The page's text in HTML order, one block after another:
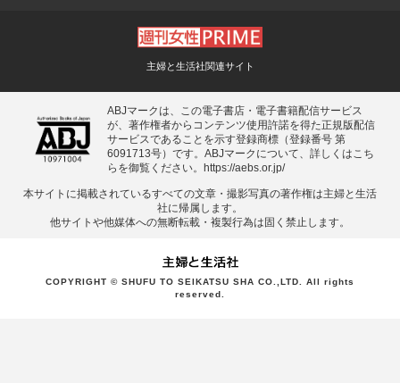
主婦と生活社関連サイト
ABJマークは、この電子書店・電子書籍配信サービス
が、著作権者からコンテンツ使用許諾を得た正規版配信
サービスであることを示す登録商標（登録番号 第
6091713号）です。ABJマークについて、詳しくはこち
らを御覧ください。
https://aebs.or.jp/
本サイトに掲載されているすべての⽂章・撮影写真の著作権は主婦と⽣活
社に帰属します。
他サイトや他媒体への無断転載・複製⾏為は固く禁⽌します。
COPYRIGHT © SHUFU TO SEIKATSU SHA CO.,LTD. All rights
reserved.